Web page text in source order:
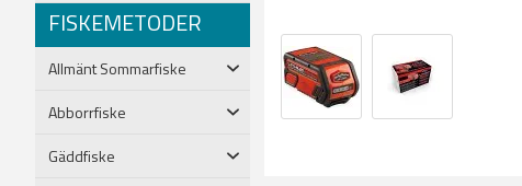
FISKEMETODER
Allmänt Sommarfiske
Abborrfiske
Gäddfiske